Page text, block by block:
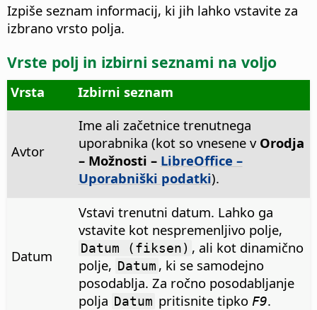
Izpiše seznam informacij, ki jih lahko vstavite za
izbrano vrsto polja.
Vrste polj in izbirni seznami na voljo
Vrsta Izbirni seznam
Avtor
Ime ali začetnice trenutnega
uporabnika (kot so vnesene v Orodja
– Možnosti – LibreOffice –
Uporabniški podatki).
Datum
Vstavi trenutni datum. Lahko ga
vstavite kot nespremenljivo polje,
Datum (fiksen) , ali kot dinamično
polje, Datum , ki se samodejno
posodablja. Za ročno posodabljanje
polja Datum pritisnite tipko F9.